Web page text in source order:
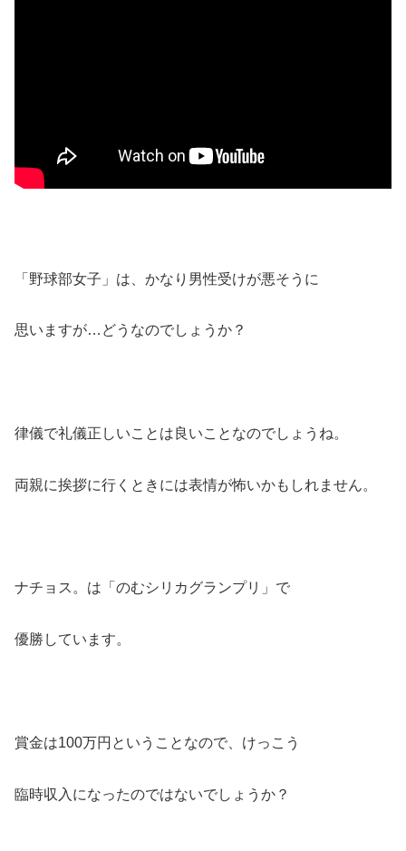
「野球部女子」は、かなり男性受けが悪そうに
思いますが…どうなのでしょうか？
律儀で礼儀正しいことは良いことなのでしょうね。
両親に挨拶に行くときには表情が怖いかもしれません。
ナチョス。は「のむシリカグランプリ」で
優勝しています。
賞金は100万円ということなので、けっこう
臨時収入になったのではないでしょうか？